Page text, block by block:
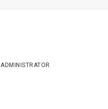
ADMINISTRATOR